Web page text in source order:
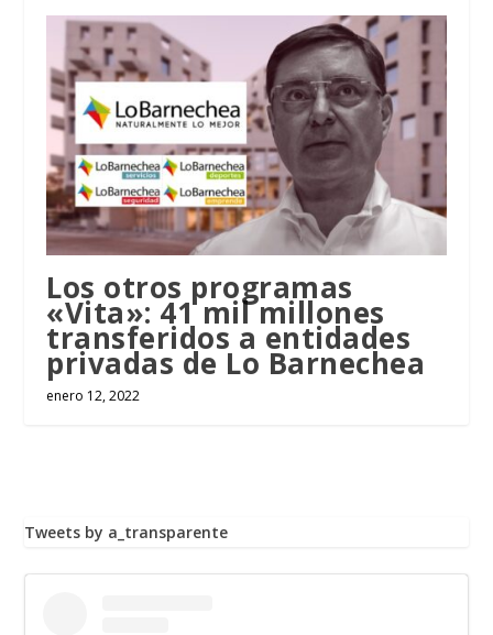
Los otros programas
«Vita»: 41 mil millones
transferidos a entidades
privadas de Lo Barnechea
enero 12, 2022
Tweets by a_transparente